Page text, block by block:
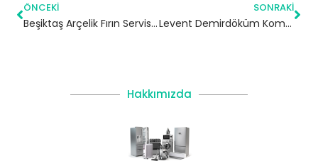
ÖNCEKI
Beşiktaş Arçelik Fırın Servisi – 7/24 Teknik Servis
SONRAKI
Levent Demirdöküm Kombi Servisi – Beşiktaş Yetkili Servis
Hakkımızda